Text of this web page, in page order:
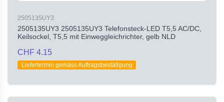
2505135UY3
2505135UY3 2505135UY3 Telefonsteck-LED T5,5 AC/DC,
Keilsockel, T5,5 mit Einweggleichrichter, gelb NLD
CHF 4.15
Liefertermin gemäss Auftragsbestätigung